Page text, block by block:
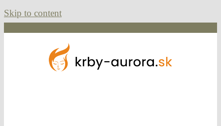
Skip to content